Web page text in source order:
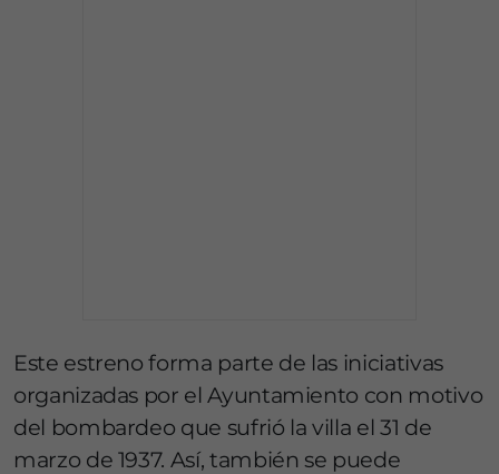
Este estreno forma parte de las iniciativas
organizadas por el Ayuntamiento con motivo
del bombardeo que sufrió la villa el 31 de
marzo de 1937. Así, también se puede